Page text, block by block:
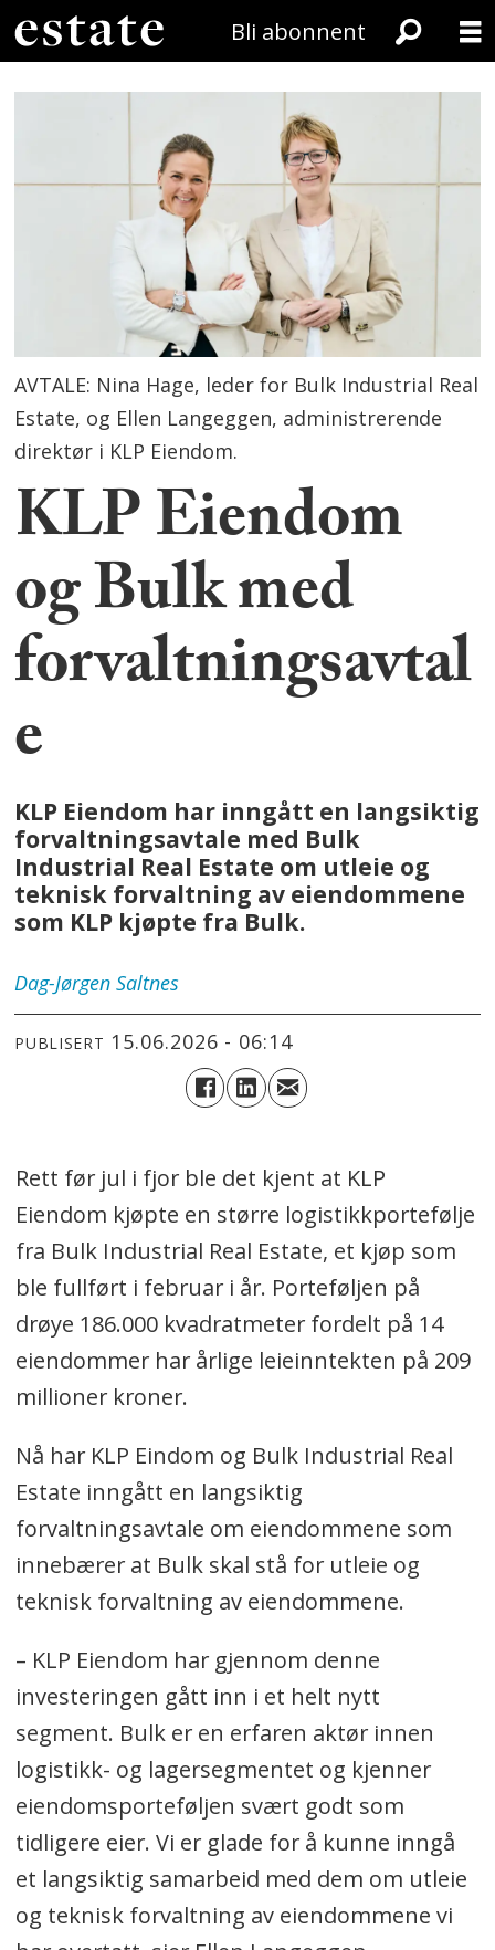
Bli abonnent
AVTALE: Nina Hage, leder for Bulk Industrial Real
Estate, og Ellen Langeggen, administrerende
direktør i KLP Eiendom.
KLP Eiendom
og Bulk med
forvaltningsavtal
e
KLP Eiendom har inngått en langsiktig
forvaltningsavtale med Bulk
Industrial Real Estate om utleie og
teknisk forvaltning av eiendommene
som KLP kjøpte fra Bulk.
Dag-Jørgen Saltnes
PUBLISERT 15.06.2026 - 06:14
Rett før jul i fjor ble det kjent at KLP
Eiendom kjøpte en større logistikkportefølje
fra Bulk Industrial Real Estate, et kjøp som
ble fullført i februar i år. Porteføljen på
drøye 186.000 kvadratmeter fordelt på 14
eiendommer har årlige leieinntekten på 209
millioner kroner.
Nå har KLP Eindom og Bulk Industrial Real
Estate inngått en langsiktig
forvaltningsavtale om eiendommene som
innebærer at Bulk skal stå for utleie og
teknisk forvaltning av eiendommene.
– KLP Eiendom har gjennom denne
investeringen gått inn i et helt nytt
segment. Bulk er en erfaren aktør innen
logistikk- og lagersegmentet og kjenner
eiendomsporteføljen svært godt som
tidligere eier. Vi er glade for å kunne inngå
et langsiktig samarbeid med dem om utleie
og teknisk forvaltning av eiendommene vi